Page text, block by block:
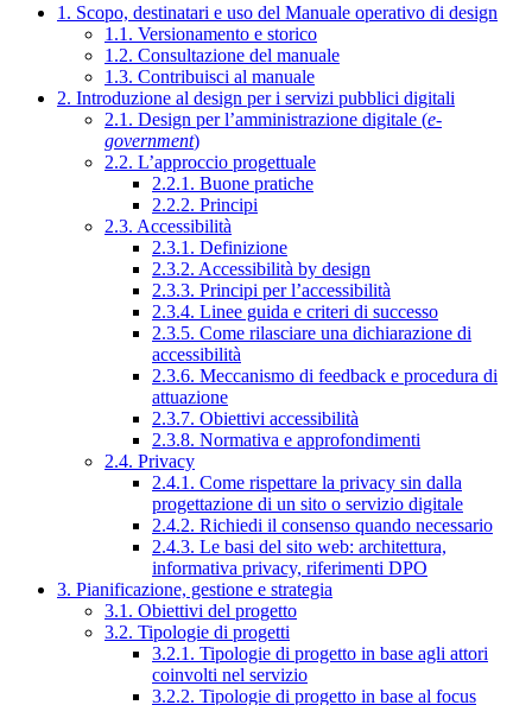
1. Scopo, destinatari e uso del Manuale operativo di design
1.1. Versionamento e storico
1.2. Consultazione del manuale
1.3. Contribuisci al manuale
2. Introduzione al design per i servizi pubblici digitali
2.1. Design per l’amministrazione digitale (e-
government)
2.2. L’approccio progettuale
2.2.1. Buone pratiche
2.2.2. Principi
2.3. Accessibilità
2.3.1. Definizione
2.3.2. Accessibilità by design
2.3.3. Principi per l’accessibilità
2.3.4. Linee guida e criteri di successo
2.3.5. Come rilasciare una dichiarazione di
accessibilità
2.3.6. Meccanismo di feedback e procedura di
attuazione
2.3.7. Obiettivi accessibilità
2.3.8. Normativa e approfondimenti
2.4. Privacy
2.4.1. Come rispettare la privacy sin dalla
progettazione di un sito o servizio digitale
2.4.2. Richiedi il consenso quando necessario
2.4.3. Le basi del sito web: architettura,
informativa privacy, riferimenti DPO
3. Pianificazione, gestione e strategia
3.1. Obiettivi del progetto
3.2. Tipologie di progetti
3.2.1. Tipologie di progetto in base agli attori
coinvolti nel servizio
3.2.2. Tipologie di progetto in base al focus